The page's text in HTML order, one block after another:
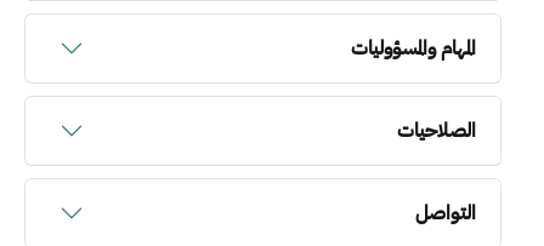
المهام والمسؤوليات
الصلاحيات
التواصل